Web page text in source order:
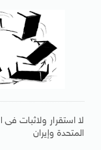
لا استقرار ولاثبات
المتحدة وإيران